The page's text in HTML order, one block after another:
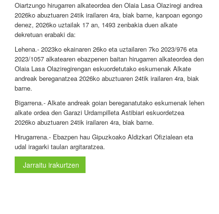
Oiartzungo hirugarren alkateordea den Olaia Lasa Olaziregi andrea
2026ko abuztuaren 24tik irailaren 4ra, biak barne, kanpoan egongo
denez, 2026ko uztailak 17 an, 1493 zenbakia duen alkate
dekretuan erabaki da:
Lehena.- 2023ko ekainaren 26ko eta uztailaren 7ko 2023/976 eta
2023/1057 alkatearen ebazpenen baitan hirugarren alkateordea den
Olaia Lasa Olaziregirengan eskuordetutako eskumenak Alkate
andreak bereganatzea 2026ko abuztuaren 24tik irailaren 4ra, biak
barne.
Bigarrena.- Alkate andreak goian bereganatutako eskumenak lehen
alkate ordea den Garazi Urdampilleta Astibiari eskuordetzea
2026ko abuztuaren 24tik irailaren 4ra, biak barne.
Hirugarrena.- Ebazpen hau Gipuzkoako Aldizkari Ofizialean eta
udal iragarki taulan argitaratzea.
Jarraitu irakurtzen